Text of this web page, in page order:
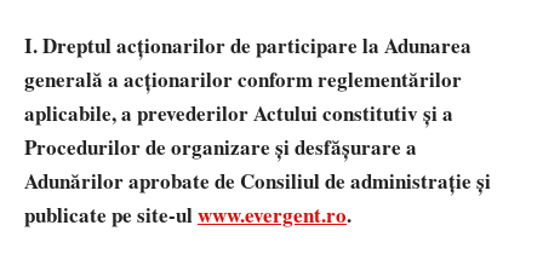
I. Dreptul acționarilor de participare la Adunarea
generală a acționarilor conform reglementărilor
aplicabile, a prevederilor Actului constitutiv și a
Procedurilor de organizare și desfășurare a
Adunărilor aprobate de Consiliul de administrație și
publicate pe site-ulwww.evergent.ro.